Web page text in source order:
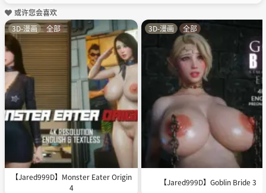
或许您会喜欢
【Jared999D】Monster Eater Origin
4
3D-漫画 全部
【Jared999D】Goblin Bride 3
3D-漫画 全部